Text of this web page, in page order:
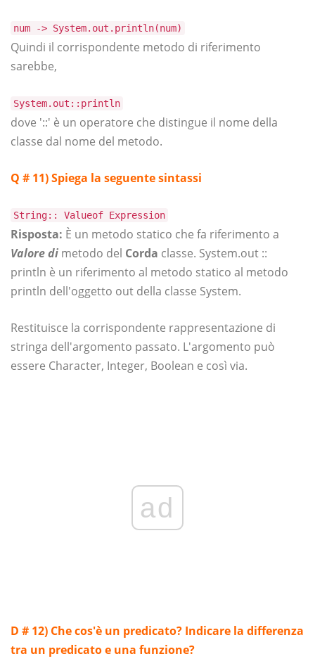
num -> System.out.println(num)
Quindi il corrispondente metodo di riferimento
sarebbe,
System.out::println
dove '::' è un operatore che distingue il nome della
classe dal nome del metodo.
Q # 11)Spiega la seguente sintassi
String:: Valueof Expression
Risposta: È un metodo statico che fa riferimento a
Valore di metodo del Corda classe. System.out ::
println è un riferimento al metodo statico al metodo
println dell'oggetto out della classe System.
Restituisce la corrispondente rappresentazione di
stringa dell'argomento passato. L'argomento può
essere Character, Integer, Boolean e così via.
ad
D # 12) Che cos'è un predicato? Indicare la differenza
tra un predicato e una funzione?